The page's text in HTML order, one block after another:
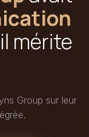
mérite
Group sur leur